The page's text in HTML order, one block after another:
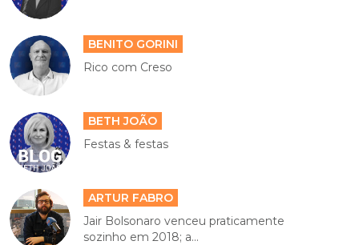
BENITO GORINI
Rico com Creso
BETH JOÃO
Festas & festas
ARTUR FABRO
Jair Bolsonaro venceu praticamente
sozinho em 2018; a...